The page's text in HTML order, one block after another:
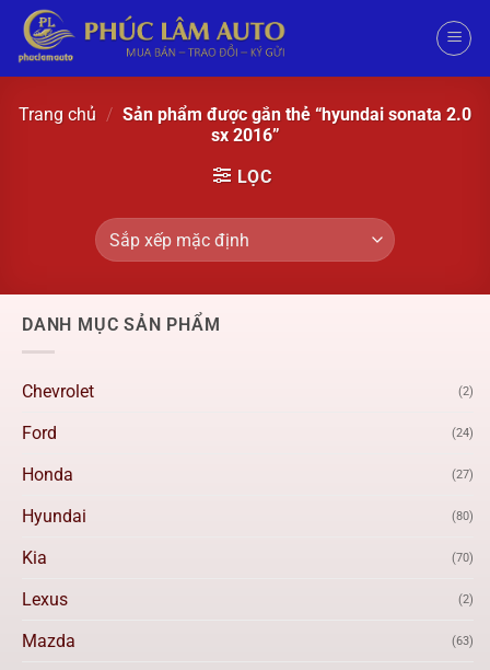
Trang chủ / Sản phẩm được gắn thẻ “hyundai sonata 2.0
sx 2016”
LỌC
DANH MỤC SẢN PHẨM
Chevrolet (2)
Ford (24)
Honda (27)
Hyundai (80)
Kia (70)
Lexus (2)
Mazda (63)